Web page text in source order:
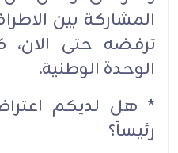
المشاركة بين
ترفضه حتى
الوحدة الوطنية.
* هل لديكم
رئيساً؟